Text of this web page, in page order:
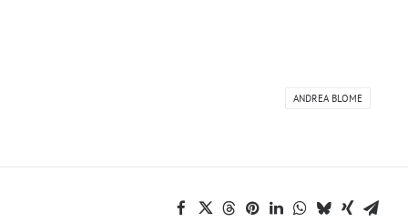
ANDREA BLOME